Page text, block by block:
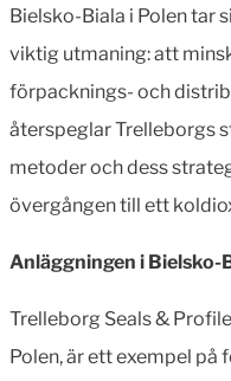
Bielsko-Biala i Polen tar
viktig utmaning: att
förpacknings- och
återspeglar Trelleborgs
metoder och dess
övergången till ett
Anläggningen i Bielsko-
Trelleborg Seals &
Polen, är ett exempel